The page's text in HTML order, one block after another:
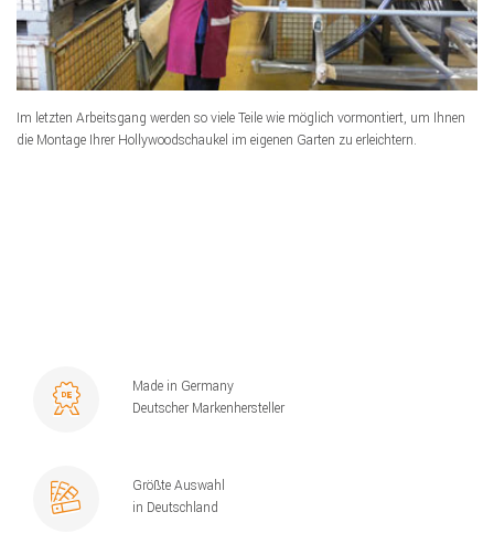
Im letzten Arbeitsgang werden so viele Teile wie möglich vormontiert, um Ihnen
die Montage Ihrer Hollywoodschaukel im eigenen Garten zu erleichtern.
Made in Germany
Deutscher Markenhersteller
Größte Auswahl
in Deutschland